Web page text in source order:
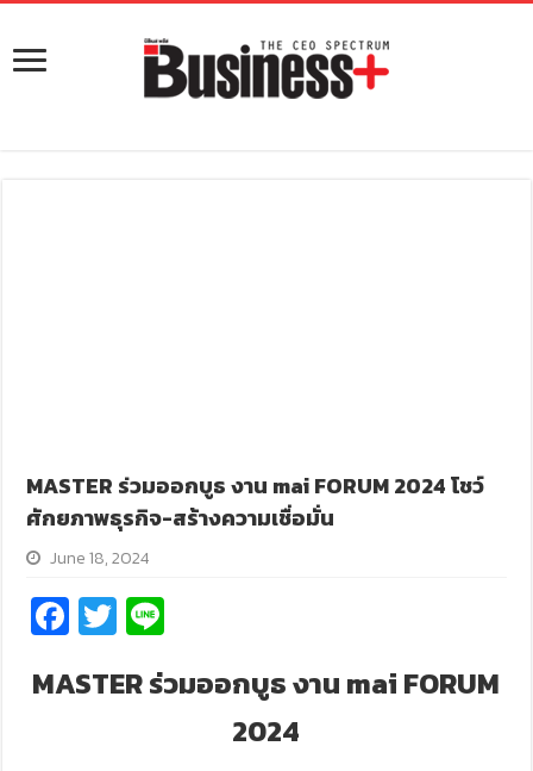
MASTER ร่วมออกบูธ งาน mai FORUM 2024 โชว์
ศักยภาพธุรกิจ-สร้างความเชื่อมั่น
June 18, 2024
Fa
ce
b
T
wi
tt e
MASTER ร่วมออกบูธ งาน mai FORUM
2024